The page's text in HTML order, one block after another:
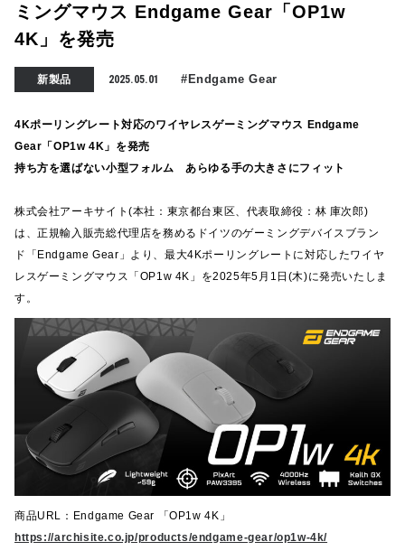
ミングマウス Endgame Gear「OP1w
4K」を発売
新製品 2025.05.01 #Endgame Gear
4Kポーリングレート対応のワイヤレスゲーミングマウス Endgame
Gear「OP1w 4K」を発売
持ち方を選ばない小型フォルム あらゆる手の大きさにフィット
株式会社アーキサイト(本社：東京都台東区、代表取締役：林 庫次郎)
は、正規輸入販売総代理店を務めるドイツのゲーミングデバイスブラン
ド「Endgame Gear」より、最大4Kポーリングレートに対応したワイヤ
レスゲーミングマウス「OP1w 4K」を2025年5月1日(木)に発売いたしま
す。
商品URL：Endgame Gear 「OP1w 4K」
https://archisite.co.jp/products/endgame-gear/op1w-4k/